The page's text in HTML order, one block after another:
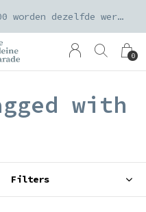
0
Orders geplaatst voor 15:00 worden dezelfde werkdag verzonden
with
Filters